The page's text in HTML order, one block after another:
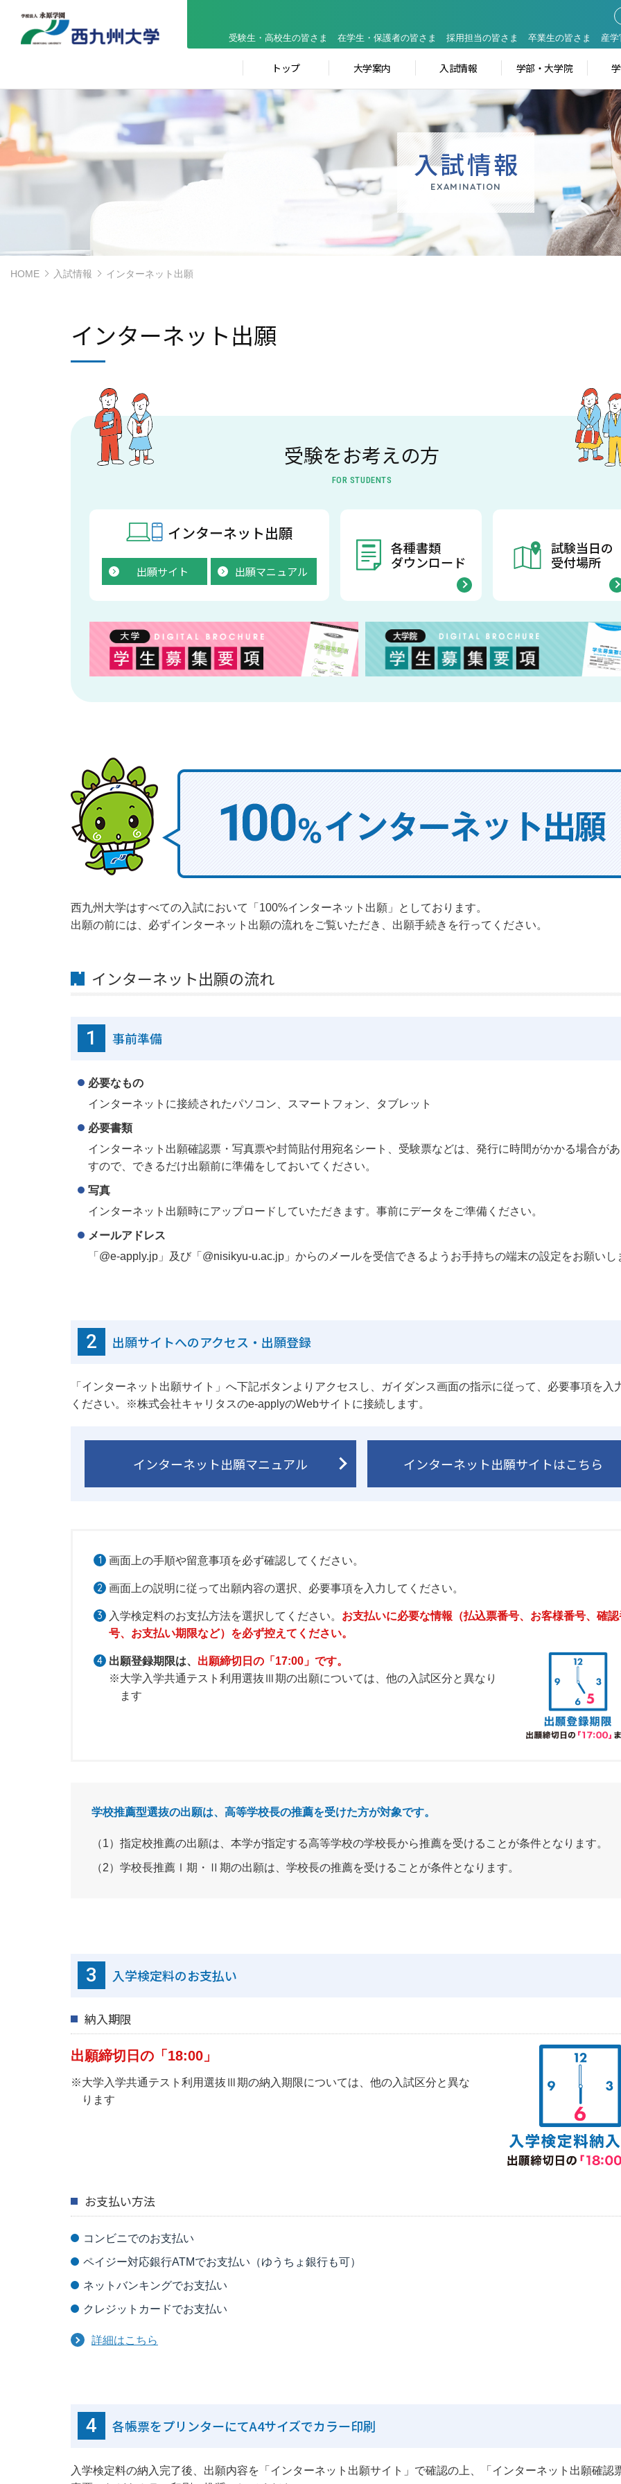
受験生・高校生の皆さま 在学生・保護者の皆さま 採用担当の皆さま 卒業生の皆さま 産
トップ 大学案内 入試情報 学部・大学院
入試情報
EXAMINATION
HOME 入試情報 インターネット出願
インターネット出願
受験をお考えの方
FOR STUDENTS
インターネット出願
出願サイト 出願マニュアル
各種書類
ダウンロード
試験当日の
受付場所
西九州大学はすべての入試において「100%インターネット出願」としております。
出願の前には、必ずインターネット出願の流れをご覧いただき、出願手続きを行ってください。
インターネット出願の流れ
1 事前準備
必要なもの
インターネットに接続されたパソコン、スマートフォン、タブレット
必要書類
インターネット出願確認票・写真票や封筒貼付用宛名シート、受験票などは、発行に時間がかかる場合が
すので、できるだけ出願前に準備をしておいてください。
写真
インターネット出願時にアップロードしていただきます。事前にデータをご準備ください。
メールアドレス
「@e-apply.jp」及び「@nisikyu-u.ac.jp」からのメールを受信できるようお手持ちの端末の設定をお願いし
2 出願サイトへのアクセス・出願登録
「インターネット出願サイト」へ下記ボタンよりアクセスし、ガイダンス画面の指示に従って、必要事項を入
ください。※株式会社キャリタスのe-applyのWebサイトに接続します。
インターネット出願マニュアル インターネット出願サイトはこちら
1 画面上の手順や留意事項を必ず確認してください。
2 画面上の説明に従って出願内容の選択、必要事項を入力してください。
3 入学検定料のお支払方法を選択してください。 お支払いに必要な情報（払込票番号、お客様番号、確認
号、お支払い期限など）を必ず控えてください。
4 出願登録期限は、 出願締切日の「17:00」です。
※大学入学共通テスト利用選抜Ⅲ期の出願については、他の入試区分と異なり
ます
学校推薦型選抜の出願は、高等学校長の推薦を受けた方が対象です。
（1）指定校推薦の出願は、本学が指定する高等学校の学校長から推薦を受けることが条件となります。
（2）学校長推薦Ⅰ期・Ⅱ期の出願は、学校長の推薦を受けることが条件となります。
3 入学検定料のお支払い
納入期限
出願締切日の「18:00」
※大学入学共通テスト利用選抜Ⅲ期の納入期限については、他の入試区分と異な
ります
お支払い方法
コンビニでのお支払い
ペイジー対応銀行ATMでお支払い（ゆうちょ銀行も可）
ネットバンキングでお支払い
クレジットカードでお支払い
詳細はこちら
4 各帳票をプリンターにてA4サイズでカラー印刷
入学検定料の納入完了後、出願内容を「インターネット出願サイト」で確認の上、「インターネット出願確認